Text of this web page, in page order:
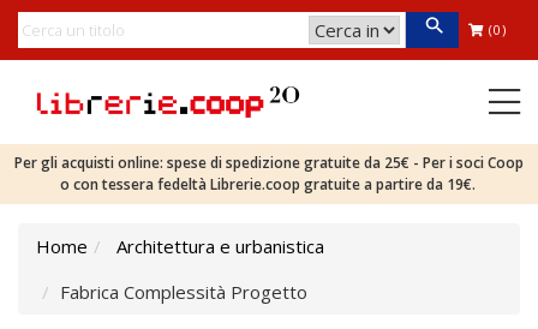
(0)
Per gli acquisti online: spese di spedizione gratuite da 25€ - Per i soci Coop
o con tessera fedeltà Librerie.coop gratuite a partire da 19€.
Home
Architettura e urbanistica
Fabrica Complessità Progetto